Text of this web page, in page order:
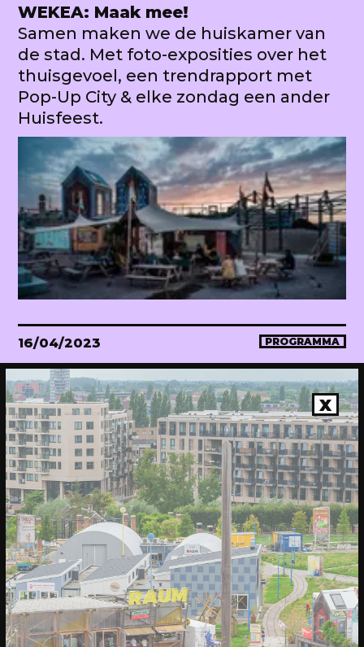
WEKEA: Maak mee!
Samen maken we de huiskamer van
de stad. Met foto-exposities over het
thuisgevoel, een trendrapport met
Pop-Up City & elke zondag een ander
Huisfeest.
16/04/2023 PROGRAMMA
WEKEA Opening: Maak mee!
Onthulling van de megahuiskamer
van de stad. Met diverse events.
20/04/2023 CONFERENTIE
X